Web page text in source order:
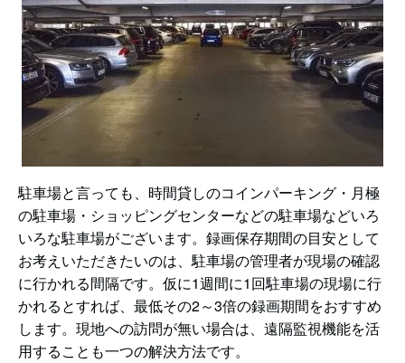
駐車場と言っても、時間貸しのコインパーキング・月極
の駐車場・ショッピングセンターなどの駐車場などいろ
いろな駐車場がございます。録画保存期間の目安として
お考えいただきたいのは、駐車場の管理者が現場の確認
に行かれる間隔です。仮に1週間に1回駐車場の現場に行
かれるとすれば、最低その2～3倍の録画期間をおすすめ
します。現地への訪問が無い場合は、遠隔監視機能を活
用することも一つの解決方法です。